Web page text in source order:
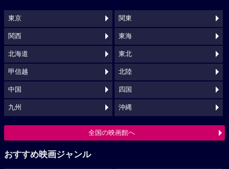
東京 関東
関西 東海
北海道 東北
甲信越 北陸
中国 四国
九州 沖縄
全国の映画館へ
おすすめ映画ジャンル